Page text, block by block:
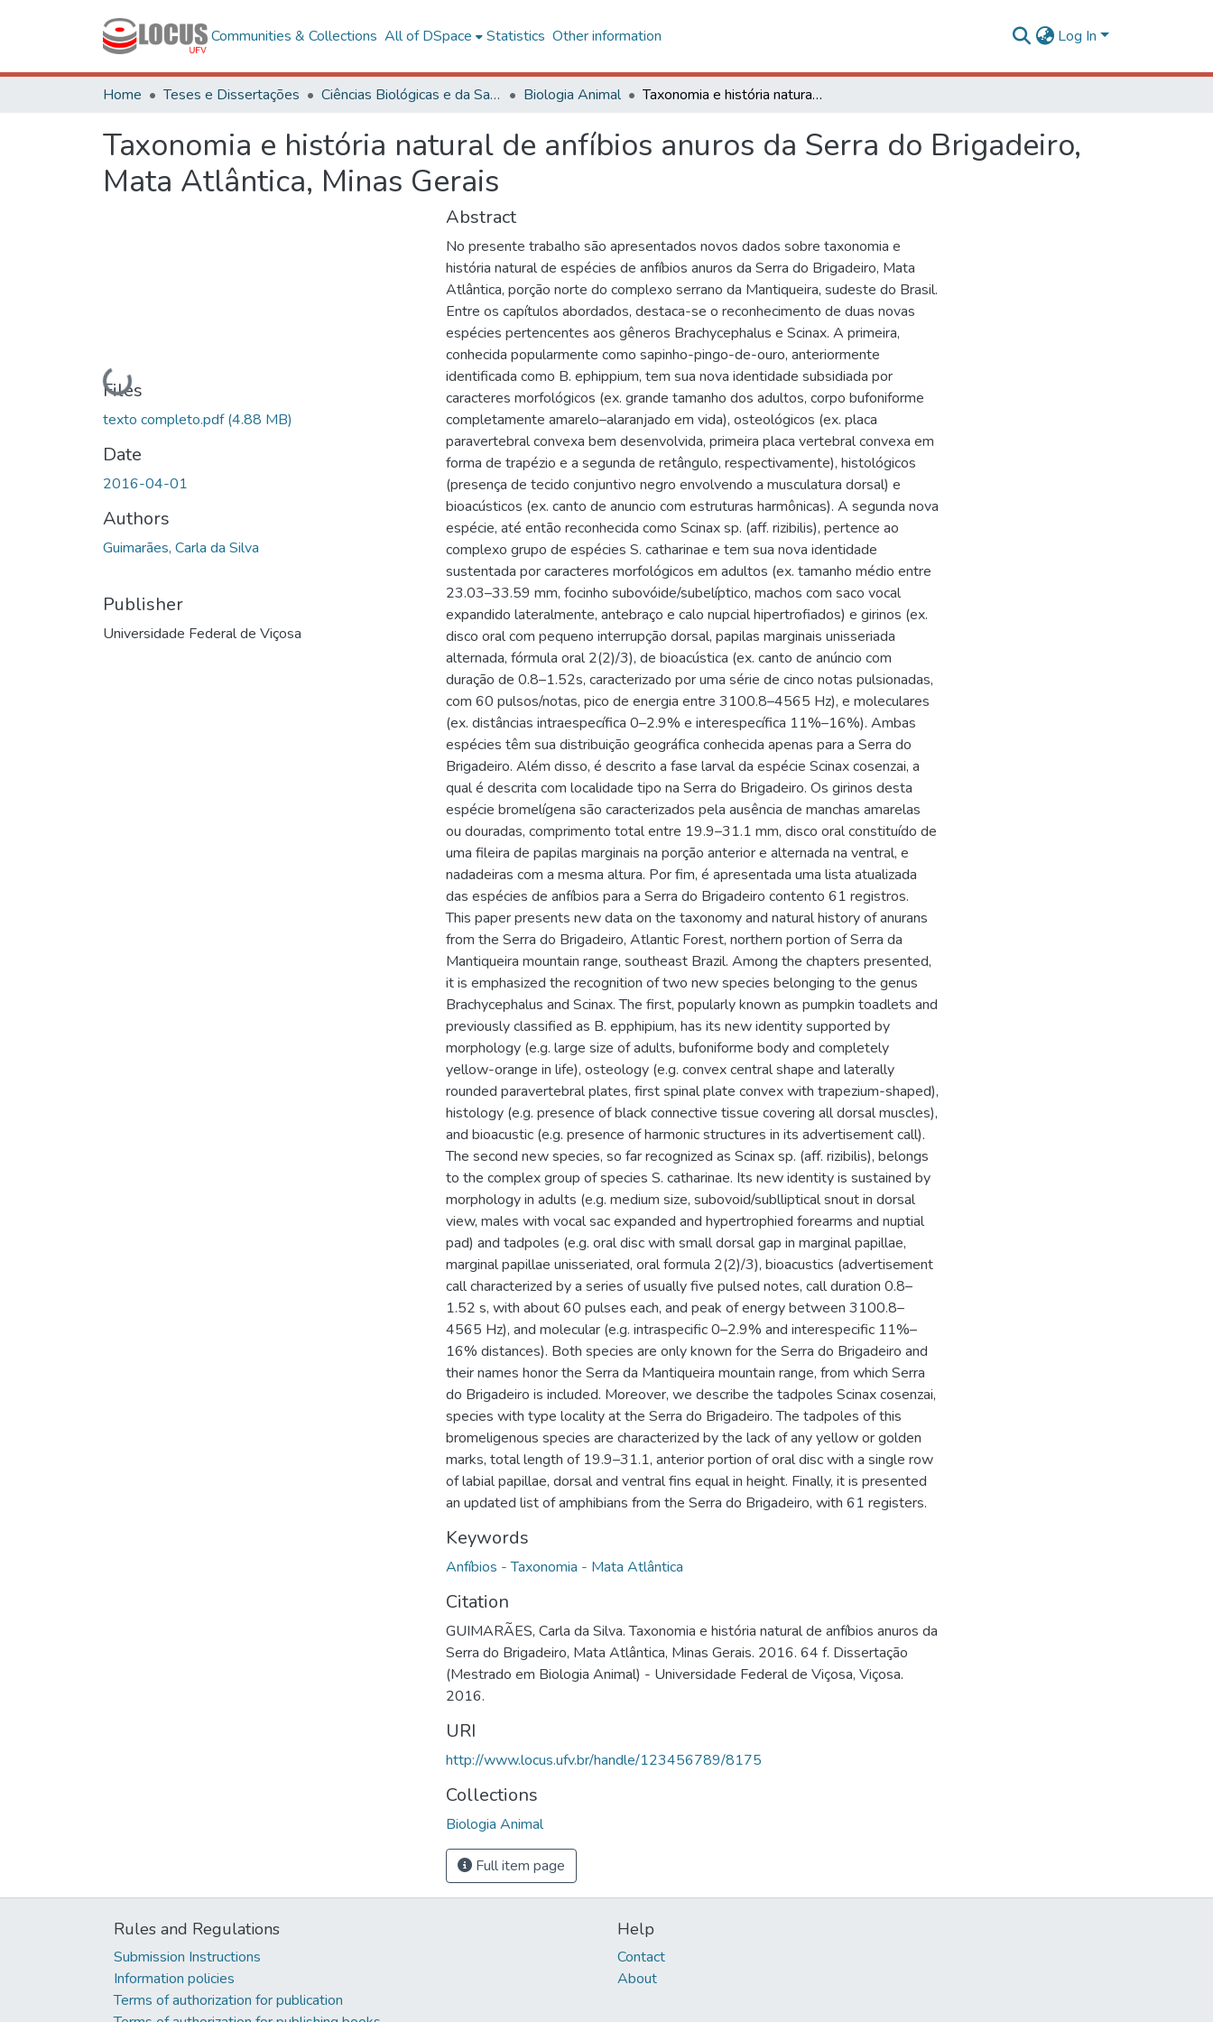
Communities & Collections All of DSpace Statistics Other information Log In
Home Teses e Dissertações Ciências Biológicas e da Saúde Biologia Animal Taxonomia e história natural de anfíbios anuros da Serra do Brigadeiro, Mata Atlântica, Minas Gerais
Taxonomia e história natural de anfíbios anuros da Serra do Brigadeiro,
Mata Atlântica, Minas Gerais
Loading...
Files
texto completo.pdf(4.88 MB)
Date
2016-04-01
Authors
Guimarães, Carla da Silva
Publisher
Universidade Federal de Viçosa
Abstract
No presente trabalho são apresentados novos dados sobre taxonomia e
história natural de espécies de anfíbios anuros da Serra do Brigadeiro, Mata
Atlântica, porção norte do complexo serrano da Mantiqueira, sudeste do Brasil.
Entre os capítulos abordados, destaca-se o reconhecimento de duas novas
espécies pertencentes aos gêneros Brachycephalus e Scinax. A primeira,
conhecida popularmente como sapinho-pingo-de-ouro, anteriormente
identificada como B. ephippium, tem sua nova identidade subsidiada por
caracteres morfológicos (ex. grande tamanho dos adultos, corpo bufoniforme
completamente amarelo–alaranjado em vida), osteológicos (ex. placa
paravertebral convexa bem desenvolvida, primeira placa vertebral convexa em
forma de trapézio e a segunda de retângulo, respectivamente), histológicos
(presença de tecido conjuntivo negro envolvendo a musculatura dorsal) e
bioacústicos (ex. canto de anuncio com estruturas harmônicas). A segunda nova
espécie, até então reconhecida como Scinax sp. (aff. rizibilis), pertence ao
complexo grupo de espécies S. catharinae e tem sua nova identidade
sustentada por caracteres morfológicos em adultos (ex. tamanho médio entre
23.03–33.59 mm, focinho subovóide/subelíptico, machos com saco vocal
expandido lateralmente, antebraço e calo nupcial hipertrofiados) e girinos (ex.
disco oral com pequeno interrupção dorsal, papilas marginais unisseriada
alternada, fórmula oral 2(2)/3), de bioacústica (ex. canto de anúncio com
duração de 0.8–1.52s, caracterizado por uma série de cinco notas pulsionadas,
com 60 pulsos/notas, pico de energia entre 3100.8–4565 Hz), e moleculares
(ex. distâncias intraespecífica 0–2.9% e interespecífica 11%–16%). Ambas
espécies têm sua distribuição geográfica conhecida apenas para a Serra do
Brigadeiro. Além disso, é descrito a fase larval da espécie Scinax cosenzai, a
qual é descrita com localidade tipo na Serra do Brigadeiro. Os girinos desta
espécie bromelígena são caracterizados pela ausência de manchas amarelas
ou douradas, comprimento total entre 19.9–31.1 mm, disco oral constituído de
uma fileira de papilas marginais na porção anterior e alternada na ventral, e
nadadeiras com a mesma altura. Por fim, é apresentada uma lista atualizada
das espécies de anfíbios para a Serra do Brigadeiro contento 61 registros.
This paper presents new data on the taxonomy and natural history of anurans
from the Serra do Brigadeiro, Atlantic Forest, northern portion of Serra da
Mantiqueira mountain range, southeast Brazil. Among the chapters presented,
it is emphasized the recognition of two new species belonging to the genus
Brachycephalus and Scinax. The first, popularly known as pumpkin toadlets and
previously classified as B. epphipium, has its new identity supported by
morphology (e.g. large size of adults, bufoniforme body and completely
yellow-orange in life), osteology (e.g. convex central shape and laterally
rounded paravertebral plates, first spinal plate convex with trapezium-shaped),
histology (e.g. presence of black connective tissue covering all dorsal muscles),
and bioacustic (e.g. presence of harmonic structures in its advertisement call).
The second new species, so far recognized as Scinax sp. (aff. rizibilis), belongs
to the complex group of species S. catharinae. Its new identity is sustained by
morphology in adults (e.g. medium size, subovoid/sublliptical snout in dorsal
view, males with vocal sac expanded and hypertrophied forearms and nuptial
pad) and tadpoles (e.g. oral disc with small dorsal gap in marginal papillae,
marginal papillae unisseriated, oral formula 2(2)/3), bioacustics (advertisement
call characterized by a series of usually five pulsed notes, call duration 0.8–
1.52 s, with about 60 pulses each, and peak of energy between 3100.8–
4565 Hz), and molecular (e.g. intraspecific 0–2.9% and interespecific 11%–
16% distances). Both species are only known for the Serra do Brigadeiro and
their names honor the Serra da Mantiqueira mountain range, from which Serra
do Brigadeiro is included. Moreover, we describe the tadpoles Scinax cosenzai,
species with type locality at the Serra do Brigadeiro. The tadpoles of this
bromeligenous species are characterized by the lack of any yellow or golden
marks, total length of 19.9–31.1, anterior portion of oral disc with a single row
of labial papillae, dorsal and ventral fins equal in height. Finally, it is presented
an updated list of amphibians from the Serra do Brigadeiro, with 61 registers.
Keywords
Anfíbios - Taxonomia - Mata Atlântica
Citation
GUIMARÃES, Carla da Silva. Taxonomia e história natural de anfíbios anuros da
Serra do Brigadeiro, Mata Atlântica, Minas Gerais. 2016. 64 f. Dissertação
(Mestrado em Biologia Animal) - Universidade Federal de Viçosa, Viçosa.
2016.
URI
http://www.locus.ufv.br/handle/123456789/8175
Collections
Biologia Animal
Full item page
Rules and Regulations
Submission Instructions
Information policies
Terms of authorization for publication
Help
Contact
About